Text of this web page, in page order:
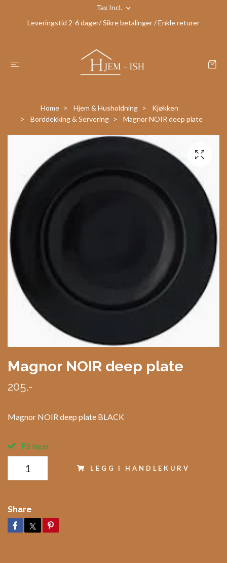
Tax Incl.
Leveringstid 2-6 dager/ Sikre betalinger / Enkle returer
Home Hjem & Husholdning
Kjøkken
Borddekking & Servering
Magnor NOIR deep plate
Magnor NOIR deep plate
205,-
Magnor NOIR deep plate BLACK
På lager
LEGG I HANDLEKURV
Share